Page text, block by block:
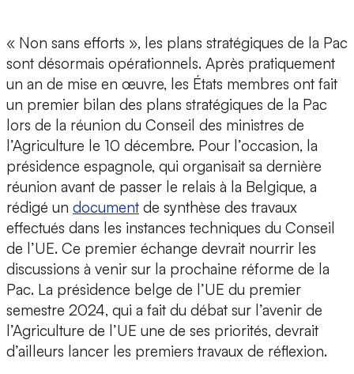
« Non sans efforts », les plans stratégiques de la Pac
sont désormais opérationnels. Après pratiquement
un an de mise en œuvre, les États membres ont fait
un premier bilan des plans stratégiques de la Pac
lors de la réunion du Conseil des ministres de
l’Agriculture le 10 décembre. Pour l’occasion, la
présidence espagnole, qui organisait sa dernière
réunion avant de passer le relais à la Belgique, a
rédigé un document de synthèse des travaux
effectués dans les instances techniques du Conseil
de l’UE. Ce premier échange devrait nourrir les
discussions à venir sur la prochaine réforme de la
Pac. La présidence belge de l’UE du premier
semestre 2024, qui a fait du débat sur l’avenir de
l’Agriculture de l’UE une de ses priorités, devrait
d’ailleurs lancer les premiers travaux de réflexion.